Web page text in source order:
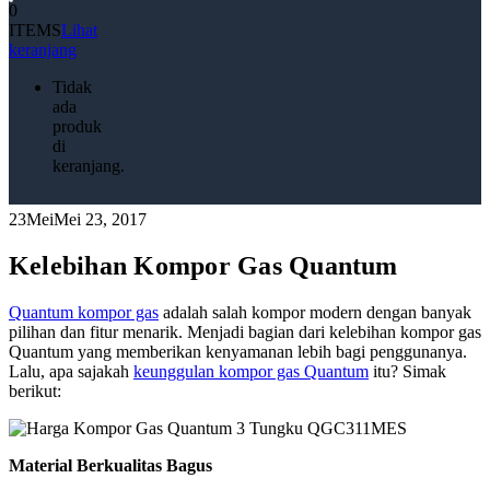
0
ITEMSLihat
keranjang
Tidak
ada
produk
di
keranjang.
23MeiMei 23, 2017
Kelebihan Kompor Gas Quantum
Quantum kompor gas adalah salah kompor modern dengan banyak
pilihan dan fitur menarik. Menjadi bagian dari kelebihan kompor gas
Quantum yang memberikan kenyamanan lebih bagi penggunanya.
Lalu, apa sajakah keunggulan kompor gas Quantum itu? Simak
berikut:
Material Berkualitas Bagus